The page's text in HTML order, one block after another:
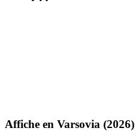
Affiche en Varsovia (2026)